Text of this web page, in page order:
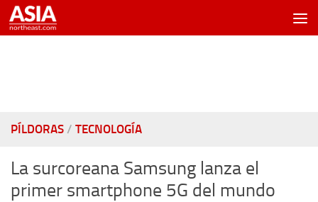
Saltar al contenido
PÍLDORAS / TECNOLOGÍA
La surcoreana Samsung lanza el
primer smartphone 5G del mundo